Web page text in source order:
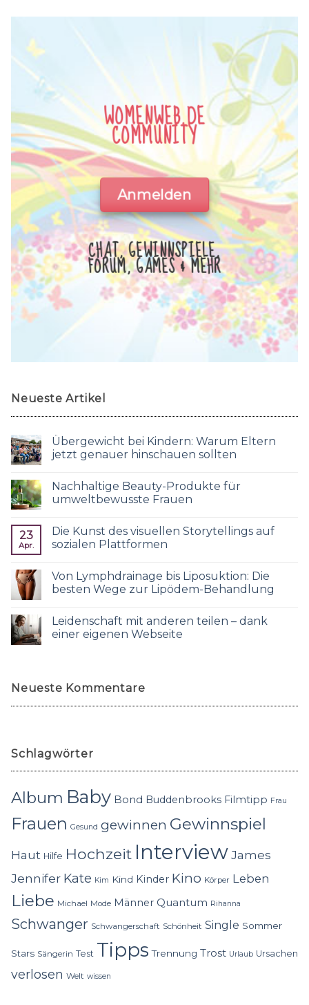
WOMENWEB.DE
COMMUNITY
Anmelden
CHAT, GEWINNSPIELE,
FORUM, GAMES & MEHR
Neueste Artikel
Übergewicht bei Kindern: Warum Eltern
jetzt genauer hinschauen sollten
Nachhaltige Beauty-Produkte für
umweltbewusste Frauen
23
Apr.
Die Kunst des visuellen Storytellings auf
sozialen Plattformen
Von Lymphdrainage bis Liposuktion: Die
besten Wege zur Lipödem-Behandlung
Leidenschaft mit anderen teilen – dank
einer eigenen Webseite
Neueste Kommentare
Schlagwörter
Album Baby Bond Buddenbrooks Filmtipp Frau
Frauen Gesund gewinnen Gewinnspiel
Haut Hilfe Hochzeit InterviewJames
Jennifer Kate Kim Kind Kinder Kino Körper Leben
Liebe Michael Mode Männer Quantum Rihanna
Schwanger Schwangerschaft Schönheit Single Sommer
Stars Sängerin Test Tipps Trennung Trost Urlaub Ursachen
verlosen Welt wissen